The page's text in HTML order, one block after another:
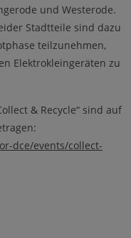
und Westerode.
Stadtteile sind dazu
teilzunehmen,
Elektrokleingeräten zu
& Recycle“ sind auf
dce/events/collect-